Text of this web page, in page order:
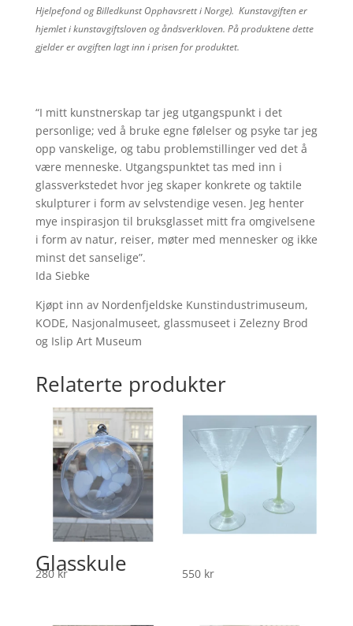
Hjelpefond og Billedkunst Opphavsrett i Norge). Kunstavgiften er
hjemlet i kunstavgiftsloven og åndsverkloven. På produktene dette
gjelder er avgiften lagt inn i prisen for produktet.
“I mitt kunstnerskap tar jeg utgangspunkt i det
personlige; ved å bruke egne følelser og psyke tar jeg
opp vanskelige, og tabu problemstillinger ved det å
være menneske. Utgangspunktet tas med inn i
glassverkstedet hvor jeg skaper konkrete og taktile
skulpturer i form av selvstendige vesen. Jeg henter
mye inspirasjon til bruksglasset mitt fra omgivelsene
i form av natur, reiser, møter med mennesker og ikke
minst det sanselige”.
Ida Siebke
Kjøpt inn av Nordenfjeldske Kunstindustrimuseum,
KODE, Nasjonalmuseet, glassmuseet i Zelezny Brod
og Islip Art Museum
Relaterte produkter
Glasskule
280kr 550 kr